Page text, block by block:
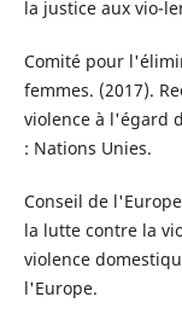
la justice aux vio-
Comité pour
femmes. (2017).
violence à l'égard
: Nations Unies.
Conseil de
la lutte contre la
violence
l'Europe.